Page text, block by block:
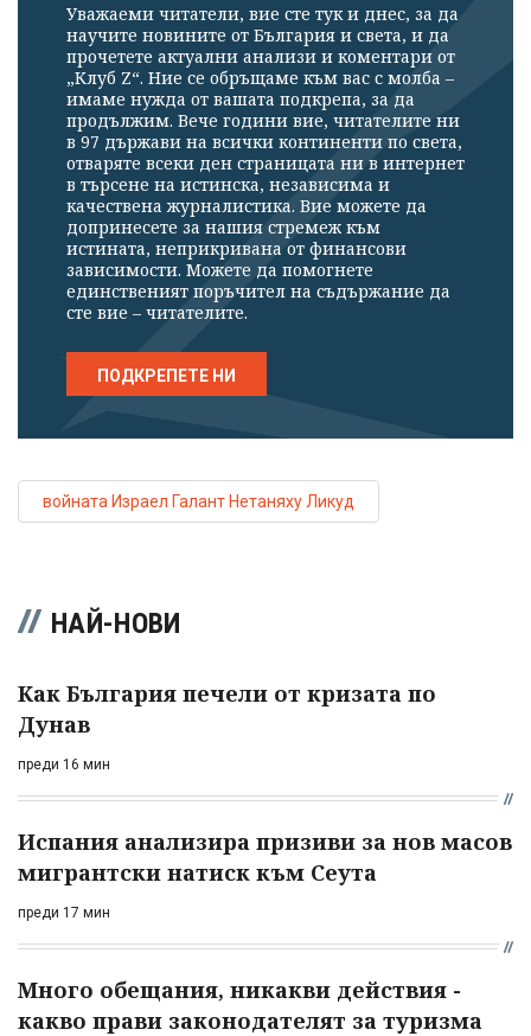
Уважаеми читатели, вие сте тук и днес, за да
научите новините от България и света, и да
прочетете актуални анализи и коментари от
„Клуб Z“. Ние се обръщаме към вас с молба –
имаме нужда от вашата подкрепа, за да
продължим. Вече години вие, читателите ни
в 97 държави на всички континенти по света,
отваряте всеки ден страницата ни в интернет
в търсене на истинска, независима и
качествена журналистика. Вие можете да
допринесете за нашия стремеж към
истината, неприкривана от финансови
зависимости. Можете да помогнете
единственият поръчител на съдържание да
сте вие – читателите.
ПОДКРЕПЕТЕ НИ
войната Израел Галант Нетаняху Ликуд
НАЙ-НОВИ
Как България печели от кризата по
Дунав
преди 16 мин
Испания анализира призиви за нов масов
мигрантски натиск към Сеута
преди 17 мин
Много обещания, никакви действия -
какво прави законодателят за туризма